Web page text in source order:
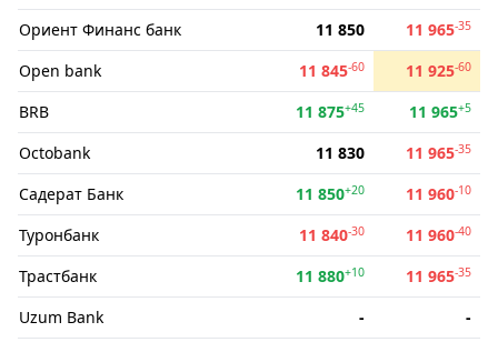
Ориент Финанс банк 11 850 11 965-35
Open bank 11 845-60 11 925-60
BRB 11 875+45 11 965+5
Octobank 11 830 11 965-35
Садерат Банк 11 850+20 11 960-10
Туронбанк 11 840-30 11 960-40
Трастбанк 11 880+10 11 965-35
Uzum Bank -
-